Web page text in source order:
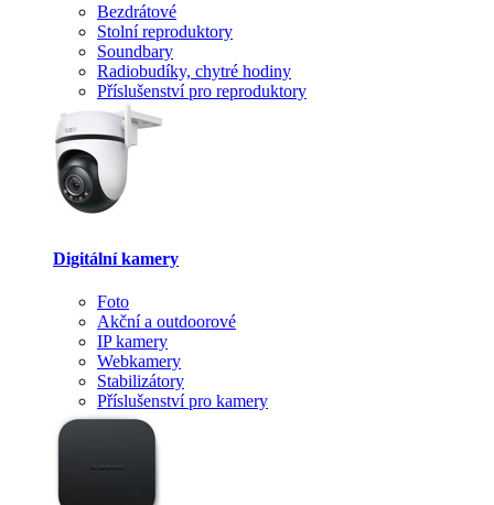
Bezdrátové
Stolní reproduktory
Soundbary
Radiobudíky, chytré hodiny
Příslušenství pro reproduktory
Digitální kamery
Foto
Akční a outdoorové
IP kamery
Webkamery
Stabilizátory
Příslušenství pro kamery